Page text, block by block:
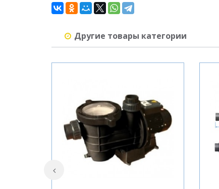
Другие товары категории